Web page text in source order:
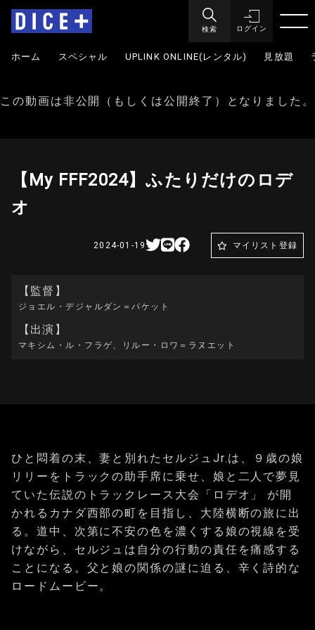
検索 ログイン
ホーム スペシャル UPLINK ONLINE(レンタル) 見放題
この動画は非公開（もしくは公開終了）となりました。
【My FFF2024】ふたりだけのロデ
オ
2024-01-19 マイリスト登録
【監督】
ジョエル・デジャルダン＝パケット
【出演】
マキシム・ル・フラゲ、リルー・ロワ＝ラヌエット
ひと悶着の末、妻と別れたセルジュJr.は、９歳の娘
リリーをトラックの助手席に乗せ、娘と二人で夢見
ていた伝説のトラックレース大会「ロデオ」 が開
かれるカナダ西部の町を目指し、大陸横断の旅に出
る。道中、次第に不安の色を濃くする娘の視線を受
けながら、セルジュは自分の行動の責任を痛感する
ことになる。父と娘の関係の謎に迫る、辛く詩的な
ロードムービー。